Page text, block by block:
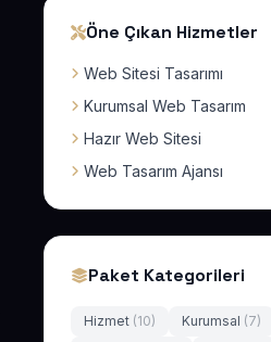
Öne Çıkan Hizmetler
Web Sitesi Tasarımı
Kurumsal Web Tasarım
Hazır Web Sitesi
Web Tasarım Ajansı
Paket Kategorileri
Hizmet (10) Kurumsal (7)